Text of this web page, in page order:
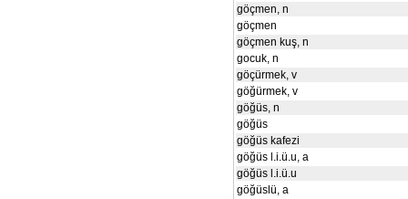
göçmen, n
göçmen
göçmen kuş, n
gocuk, n
göçürmek, v
göğürmek, v
göğüs, n
göğüs
göğüs kafezi
göğüs l.i.ü.u, a
göğüs l.i.ü.u
göğüslü, a